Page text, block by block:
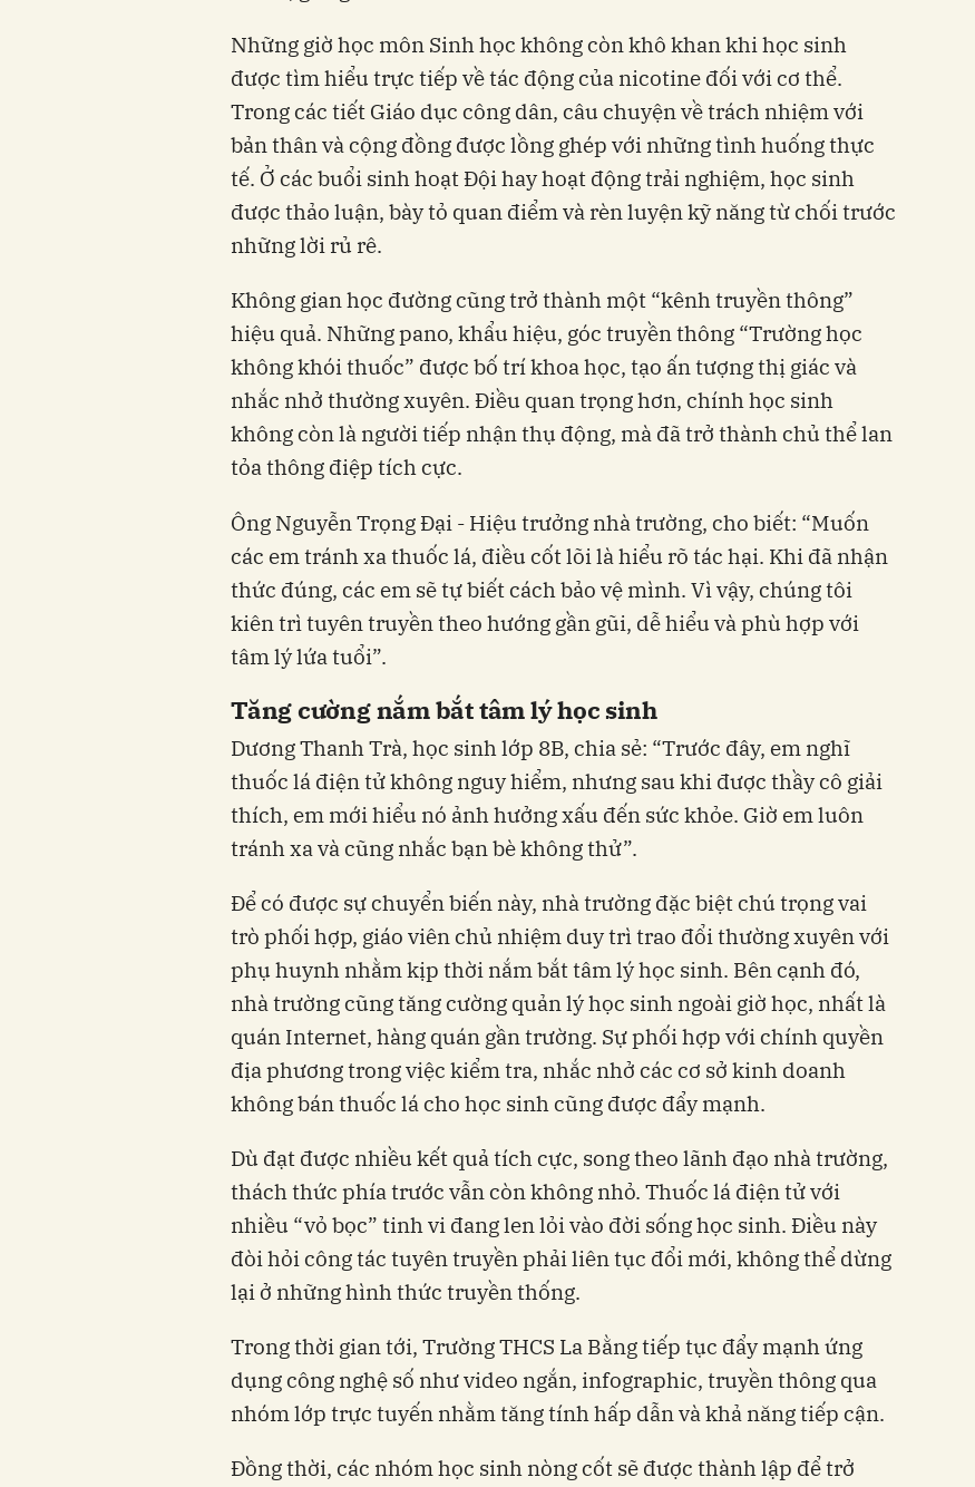
Những giờ học môn Sinh học không còn khô khan khi học sinh
được tìm hiểu trực tiếp về tác động của nicotine đối với cơ thể.
Trong các tiết Giáo dục công dân, câu chuyện về trách nhiệm với
bản thân và cộng đồng được lồng ghép với những tình huống thực
tế. Ở các buổi sinh hoạt Đội hay hoạt động trải nghiệm, học sinh
được thảo luận, bày tỏ quan điểm và rèn luyện kỹ năng từ chối trước
những lời rủ rê.
Không gian học đường cũng trở thành một “kênh truyền thông”
hiệu quả. Những pano, khẩu hiệu, góc truyền thông “Trường học
không khói thuốc” được bố trí khoa học, tạo ấn tượng thị giác và
nhắc nhở thường xuyên. Điều quan trọng hơn, chính học sinh
không còn là người tiếp nhận thụ động, mà đã trở thành chủ thể lan
tỏa thông điệp tích cực.
Ông Nguyễn Trọng Đại - Hiệu trưởng nhà trường, cho biết: “Muốn
các em tránh xa thuốc lá, điều cốt lõi là hiểu rõ tác hại. Khi đã nhận
thức đúng, các em sẽ tự biết cách bảo vệ mình. Vì vậy, chúng tôi
kiên trì tuyên truyền theo hướng gần gũi, dễ hiểu và phù hợp với
tâm lý lứa tuổi”.
Tăng cường nắm bắt tâm lý học sinh
Dương Thanh Trà, học sinh lớp 8B, chia sẻ: “Trước đây, em nghĩ
thuốc lá điện tử không nguy hiểm, nhưng sau khi được thầy cô giải
thích, em mới hiểu nó ảnh hưởng xấu đến sức khỏe. Giờ em luôn
tránh xa và cũng nhắc bạn bè không thử”.
Để có được sự chuyển biến này, nhà trường đặc biệt chú trọng vai
trò phối hợp, giáo viên chủ nhiệm duy trì trao đổi thường xuyên với
phụ huynh nhằm kịp thời nắm bắt tâm lý học sinh. Bên cạnh đó,
nhà trường cũng tăng cường quản lý học sinh ngoài giờ học, nhất là
quán Internet, hàng quán gần trường. Sự phối hợp với chính quyền
địa phương trong việc kiểm tra, nhắc nhở các cơ sở kinh doanh
không bán thuốc lá cho học sinh cũng được đẩy mạnh.
Dù đạt được nhiều kết quả tích cực, song theo lãnh đạo nhà trường,
thách thức phía trước vẫn còn không nhỏ. Thuốc lá điện tử với
nhiều “vỏ bọc” tinh vi đang len lỏi vào đời sống học sinh. Điều này
đòi hỏi công tác tuyên truyền phải liên tục đổi mới, không thể dừng
lại ở những hình thức truyền thống.
Trong thời gian tới, Trường THCS La Bằng tiếp tục đẩy mạnh ứng
dụng công nghệ số như video ngắn, infographic, truyền thông qua
nhóm lớp trực tuyến nhằm tăng tính hấp dẫn và khả năng tiếp cận.
Đồng thời, các nhóm học sinh nòng cốt sẽ được thành lập để trở